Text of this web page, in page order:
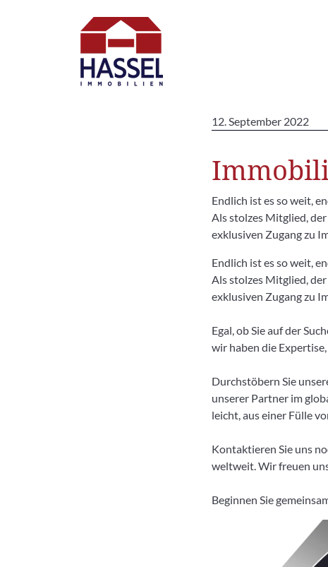
12. September 2022
Endlich ist es so weit,
Als stolzes Mitglied,
exklusiven Zugang zu
Endlich ist es so weit,
Als stolzes Mitglied,
exklusiven Zugang zu
Egal, ob Sie auf der
wir haben die
Durchstöbern Sie
unserer Partner im
leicht, aus einer Fülle
Kontaktieren Sie uns
weltweit. Wir freuen
Beginnen Sie